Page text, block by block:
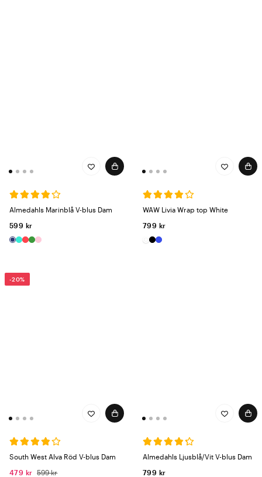
Almedahls Marinblå V-blus Dam
599 kr
WAW Livia Wrap top White
799 kr
-20%
South West Alva Röd V-blus Dam
479 kr
599 kr
Almedahls Ljusblå/Vit V-blus Dam
799 kr